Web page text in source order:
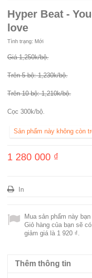
Hyper Beat -
love
Tình trạng: Mới
Giá 1,250k/bộ.
Trên 5 bộ: 1,230k/bộ.
Trên 10 bộ: 1,210k/bộ.
Cọc 300k/bộ.
Sản phẩm này không còn
1 280 000 ₫
In
Mua sản phẩm này
Giỏ hàng của bạn sẽ
giảm giá là 1 920 ₫.
Thêm thông tin